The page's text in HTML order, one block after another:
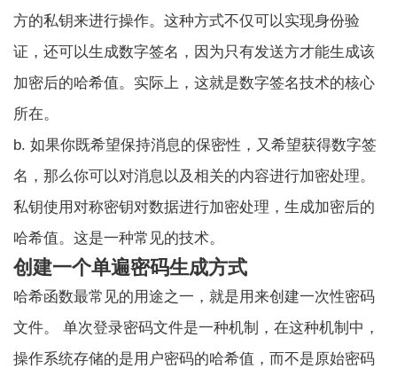
方的私钥来进行操作。这种方式不仅可以实现身份验
证，还可以生成数字签名，因为只有发送方才能生成该
加密后的哈希值。实际上，这就是数字签名技术的核心
所在。
b. 如果你既希望保持消息的保密性，又希望获得数字签
名，那么你可以对消息以及相关的内容进行加密处理。
私钥使用对称密钥对数据进行加密处理，生成加密后的
哈希值。这是一种常见的技术。
创建一个单遍密码生成方式
哈希函数最常见的用途之一，就是用来创建一次性密码
文件。 单次登录密码文件是一种机制，在这种机制中，
操作系统存储的是用户密码的哈希值，而不是原始密码